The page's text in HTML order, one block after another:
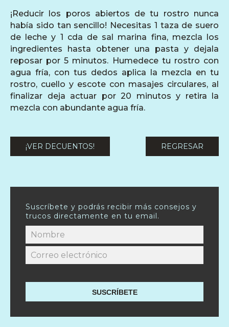
¡Reducir los poros abiertos de tu rostro nunca
había sido tan sencillo! Necesitas 1 taza de suero
de leche y 1 cda de sal marina fina, mezcla los
ingredientes hasta obtener una pasta y dejala
reposar por 5 minutos. Humedece tu rostro con
agua fría, con tus dedos aplica la mezcla en tu
rostro, cuello y escote con masajes circulares, al
finalizar deja actuar por 20 minutos y retira la
mezcla con abundante agua fría.
¡VER DECUENTOS! REGRESAR
Suscríbete y podrás recibir más consejos y
trucos directamente en tu email.
SUSCRÍBETE